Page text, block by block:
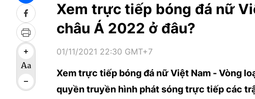
Xem trực tiếp bóng đá nữ
châu Á 2022 ở đâu?
01/11/2021 22:30 GMT+7
Xem trực tiếp bóng đá nữ Việt Nam - Vòng
quyền truyền hình phát sóng trực tiếp các